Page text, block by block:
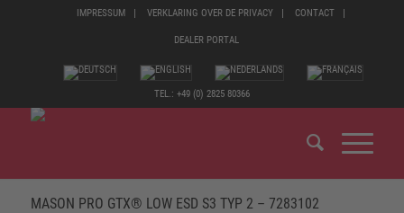
IMPRESSUM VERKLARING OVER DE PRIVACY CONTACT
DEALER PORTAL
TEL.: +49 (0) 2825 80366
MASON PRO GTX® LOW ESD S3 TYP 2 – 7283102